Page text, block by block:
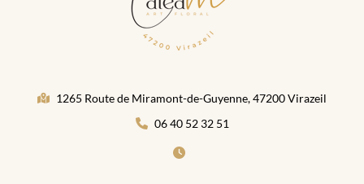
1265 Route de Miramont-de-Guyenne, 47200 Virazeil
06 40 52 32 51